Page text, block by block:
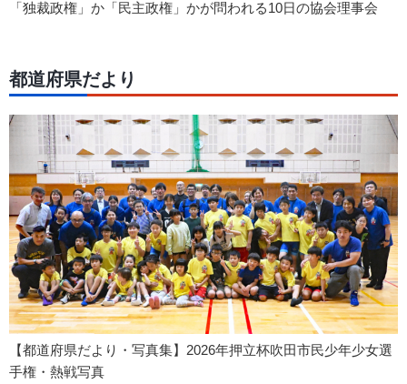
「独裁政権」か「民主政権」かが問われる10日の協会理事会
都道府県だより
【都道府県だより・写真集】2026年押立杯吹田市民少年少女選
手権・熱戦写真